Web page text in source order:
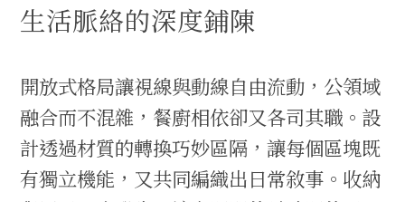
生活脈絡的深度鋪陳
開放式格局讓視線與動線自由流動，公領域
融合而不混雜，餐廚相依卻又各司其職。設
計透過材質的轉換巧妙區隔，讓每個區塊既
有獨立機能，又共同編織出日常敘事。收納